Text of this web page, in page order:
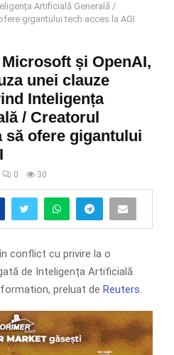
Artificială Generală /
gigantului tech acces la AGI
și OpenAI,
unei clauze
Inteligența
/ Creatorul
să ofere gigantului
0 30
conflict cu privire la o
de Inteligența Artificială
preluat de Reuters